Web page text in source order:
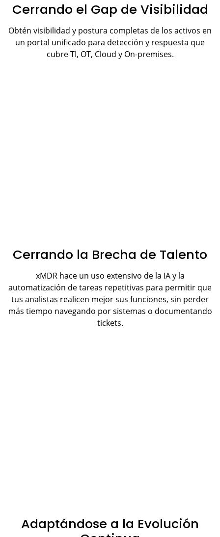
Cerrando el Gap de Visibilidad
Obtén visibilidad y postura completas de los activos en
un portal unificado para detección y respuesta que
cubre TI, OT, Cloud y On-premises.
Cerrando la Brecha de Talento
xMDR hace un uso extensivo de la IA y la
automatización de tareas repetitivas para permitir que
tus analistas realicen mejor sus funciones, sin perder
más tiempo navegando por sistemas o documentando
tickets.
Adaptándose a la Evolución